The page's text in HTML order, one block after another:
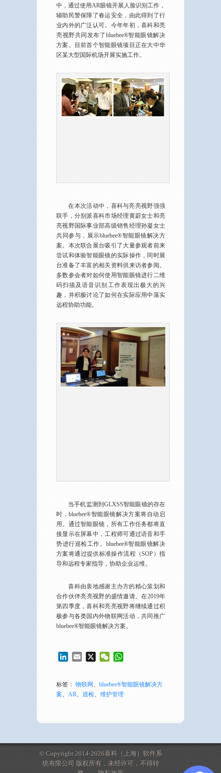
中，通过使用AR眼镜开展人脸识别工作，
辅助民警保障了春运安全，由此得到了行
业内外的广泛认可。今年年初，喜科和亮
亮视野共同发布了bluebee®智能眼镜解决
方案。目前首个智能眼镜项目正在大中华
区某大型国际机场开展实施工作。
在本次活动中，喜科与亮亮视野强强
联手，分别派喜科市场经理黄蔚女士和亮
亮视野国际事业部高级销售经理孙凝女士
共同参与，展示bluebee®智能眼镜解决方
案。本次联合展台吸引了大量参观者前来
尝试和体验智能眼镜的实际操作，同时展
台准备了丰富的相关资料供来访者参阅。
多数参会者对如何使用智能眼镜进行二维
码扫描及语音识别工作表现出极大的兴
趣，并积极讨论了如何在实际应用中落实
远程协助功能。
当手机监测到GLXSS智能眼镜的存在
时，bluebee®智能眼镜解决方案将自动启
用。通过智能眼镜，所有工作任务都将直
接显示在屏幕中，工程师可通过语音和手
势进行巡检工作。bluebee®智能眼镜解决
方案将通过提供标准操作流程（SOP）指
导和远程专家指导，协助企业运维。
喜科由衷地感谢主办方的精心策划和
合作伙伴亮亮视野的盛情邀请。在2019年
第四季度，喜科和亮亮视野将继续通过积
极参与各类国内外物联网活动，共同推广
bluebee®智能眼镜解决方案。
LinkedIn
Email X WeChat
标签： 物联网 、 bluebee®智能眼镜解决方
案、 AR、 巡检、 维护管理
© Copyright 2014-2026喜科（上海）软件系
统有限公司 版权所有，未经许可，不得转